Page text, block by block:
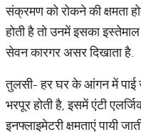
संक्रमण को रोकने की क्षमता
होती है तो उनमें इसका
सेवन कारगर असर दिखाता है.
तुलसी- हर घर के आंगन में पाई
भरपूर होती है, इसमें एंटी
इनफ्लाइमेटरी क्षमताएं पायी